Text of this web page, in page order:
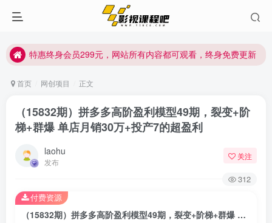
特惠终身会员299元，网站所有内容都可观看，终身免费更新
特惠终身会员299元，网站所有内容都可观看，终身免费更新
首页 网创项目 正文
（15832期）拼多多高阶盈利模型49期，裂变+阶
梯+群爆 单店月销30万+投产7的超盈利
laohu
发布
关注
312
（15832期）拼多多高阶盈利模型49期，裂变+阶梯+群爆 单店月销30万+投产7的超盈利
付费资源